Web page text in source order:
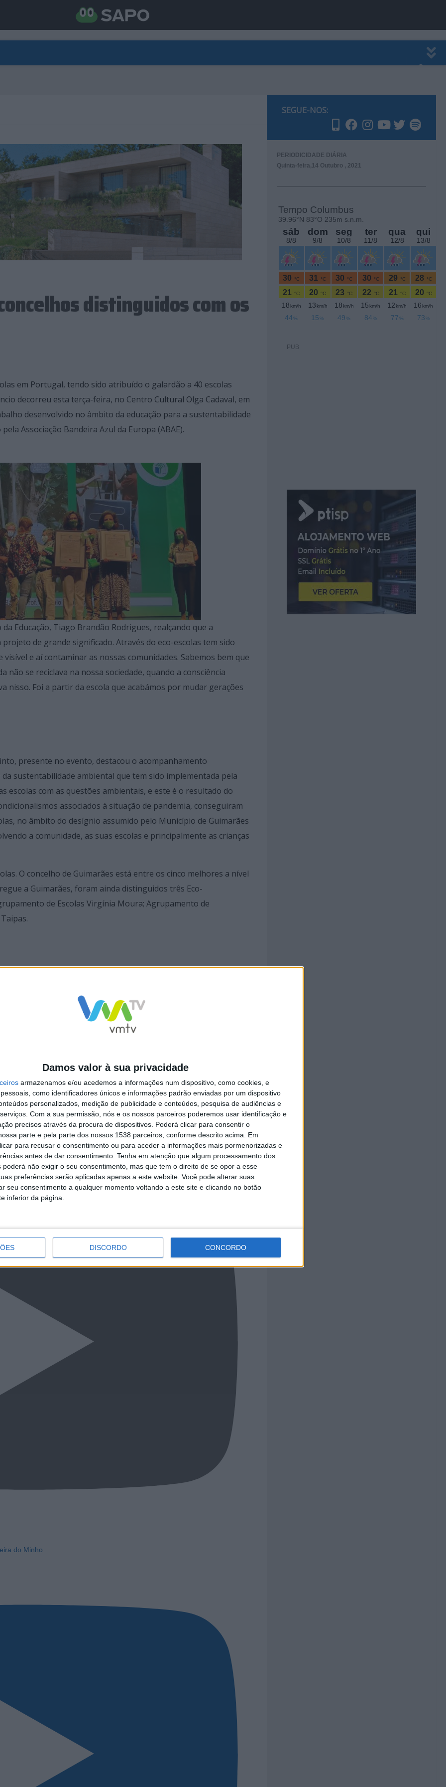
Damos valor à sua privacidade
armazenamos e/ou acedemos a informações num dispositivo, como cookies, e
como identificadores únicos e informações padrão enviadas por um dispositivo
personalizados, medição de publicidade e conteúdos, pesquisa de audiências e
Com a sua permissão, nós e os nossos parceiros poderemos usar identificação e
precisos através da procura de dispositivos. Poderá clicar para consentir o
parte e pela parte dos nossos 1538 parceiros, conforme descrito acima. Em
para recusar o consentimento ou para aceder a informações mais pormenorizadas e
antes de dar consentimento. Tenha em atenção que algum processamento dos
poderá não exigir o seu consentimento, mas que tem o direito de se opor a esse
preferências serão aplicadas apenas a este website. Você pode alterar suas
seu consentimento a qualquer momento voltando a este site e clicando no botão
inferior da página.
DISCORDO CONCORDO
distinguidos com os
em Portugal, tendo sido atribuído o galardão a 40 escolas
decorreu esta terça-feira, no Centro Cultural Olga Cadaval, em
desenvolvido no âmbito da educação para a sustentabilidade
Associação Bandeira Azul da Europa (ABAE).
Educação, Tiago Brandão Rodrigues, realçando que a
projeto de grande significado. Através do eco-escolas tem sido
e aí contaminar as nossas comunidades. Sabemos bem que
não se reciclava na nossa sociedade, quando a consciência
nisso. Foi a partir da escola que acabámos por mudar gerações
presente no evento, destacou o acompanhamento
sustentabilidade ambiental que tem sido implementada pela
escolas com as questões ambientais, e este é o resultado do
associados à situação de pandemia, conseguiram
no âmbito do desígnio assumido pelo Município de Guimarães
a comunidade, as suas escolas e principalmente as crianças
O concelho de Guimarães está entre os cinco melhores a nível
a Guimarães, foram ainda distinguidos três Eco-
de Escolas Virgínia Moura; Agrupamento de
Escolas Virgínia Moura em
Eco Parlamento
Póvoa de Lanhoso continua a ser um
Município 100% Eco-Escolas
do Minho
SEGUE-NOS:
PERIODICIDADE DIÁRIA
Quinta-feira,14 Outubro , 2021
PUB